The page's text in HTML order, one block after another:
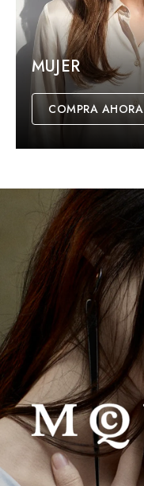
MUJER
COMPRA AHORA